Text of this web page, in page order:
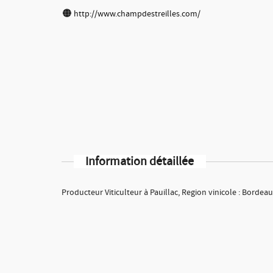
http://www.champdestreilles.com/
Information détaillée
Producteur Viticulteur à Pauillac, Region vinicole :